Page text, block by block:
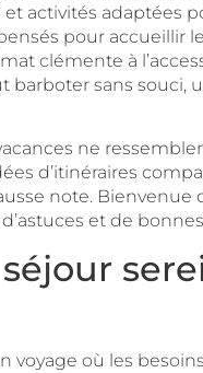
activités adaptées
pour accueillir
clémente à
sans souci,
ne
d’itinéraires
note. Bienvenue
et de
voyage où les